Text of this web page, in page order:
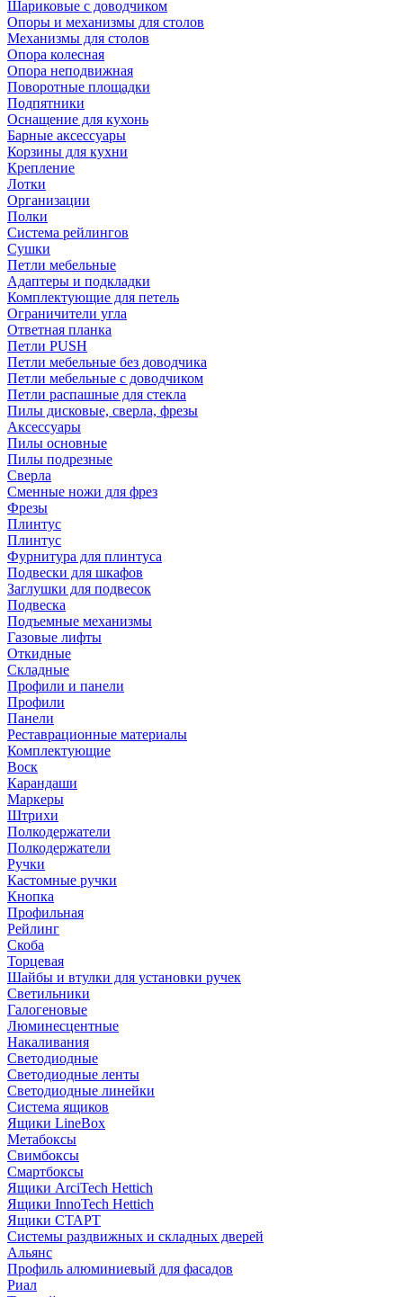
Шариковые с доводчиком
Опоры и механизмы для столов
Механизмы для столов
Опора колесная
Опора неподвижная
Поворотные площадки
Подпятники
Оснащение для кухонь
Барные аксессуары
Корзины для кухни
Крепление
Лотки
Организации
Полки
Система рейлингов
Сушки
Петли мебельные
Адаптеры и подкладки
Комплектующие для петель
Ограничители угла
Ответная планка
Петли PUSH
Петли мебельные без доводчика
Петли мебельные с доводчиком
Петли распашные для стекла
Пилы дисковые, сверла, фрезы
Аксессуары
Пилы основные
Пилы подрезные
Сверла
Сменные ножи для фрез
Фрезы
Плинтус
Плинтус
Фурнитура для плинтуса
Подвески для шкафов
Заглушки для подвесок
Подвеска
Подъемные механизмы
Газовые лифты
Откидные
Складные
Профили и панели
Профили
Панели
Реставрационные материалы
Комплектующие
Воск
Карандаши
Маркеры
Штрихи
Полкодержатели
Полкодержатели
Ручки
Кастомные ручки
Кнопка
Профильная
Рейлинг
Скоба
Торцевая
Шайбы и втулки для установки ручек
Светильники
Галогеновые
Люминесцентные
Накаливания
Светодиодные
Светодиодные ленты
Светодиодные линейки
Система ящиков
Ящики LineBox
Метабоксы
Свимбоксы
Смартбоксы
Ящики ArciTech Hettich
Ящики InnoTech Hettich
Ящики СТАРТ
Системы раздвижных и складных дверей
Альянс
Профиль алюминиевый для фасадов
Риал